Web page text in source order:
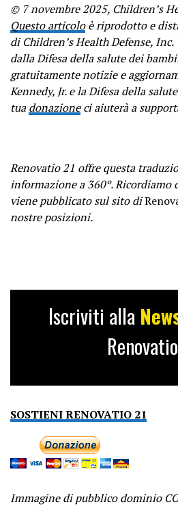
© 7 novembre 2025, Children’s
Questo articoloè riprodotto e
di Children’s Health Defense,
dalla Difesa della salute dei
gratuitamente notizie e
Kennedy, Jr. e la Difesa della
tuadonazioneci aiuterà a
Renovatio 21 offre questa
informazione a 360º. Ricordiamo
viene pubblicato sul sito di
nostre posizioni.
Iscriviti alla
Renovatio
SOSTIENI RENOVATIO 21
Immagine di pubblico dominio